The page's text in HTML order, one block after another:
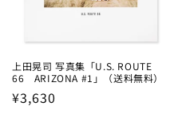
上田晃司 写真集「U.S. ROUTE
66 ARIZONA #1」（送料無料）
Regular
¥3,630